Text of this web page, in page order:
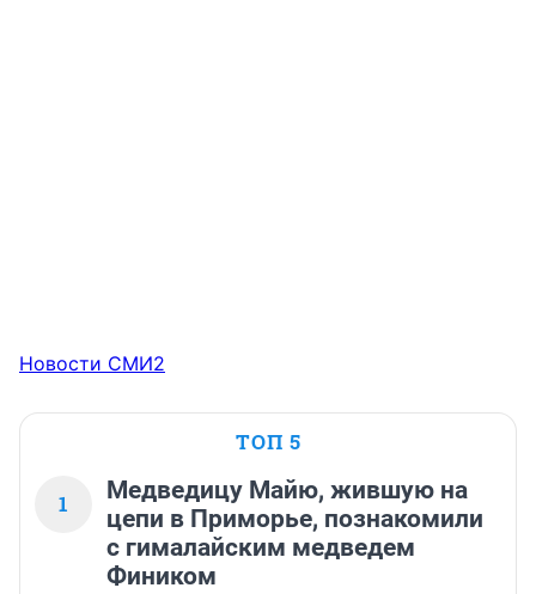
Новости СМИ2
ТОП 5
1
Медведицу Майю, жившую на
цепи в Приморье, познакомили
с гималайским медведем
Фиником